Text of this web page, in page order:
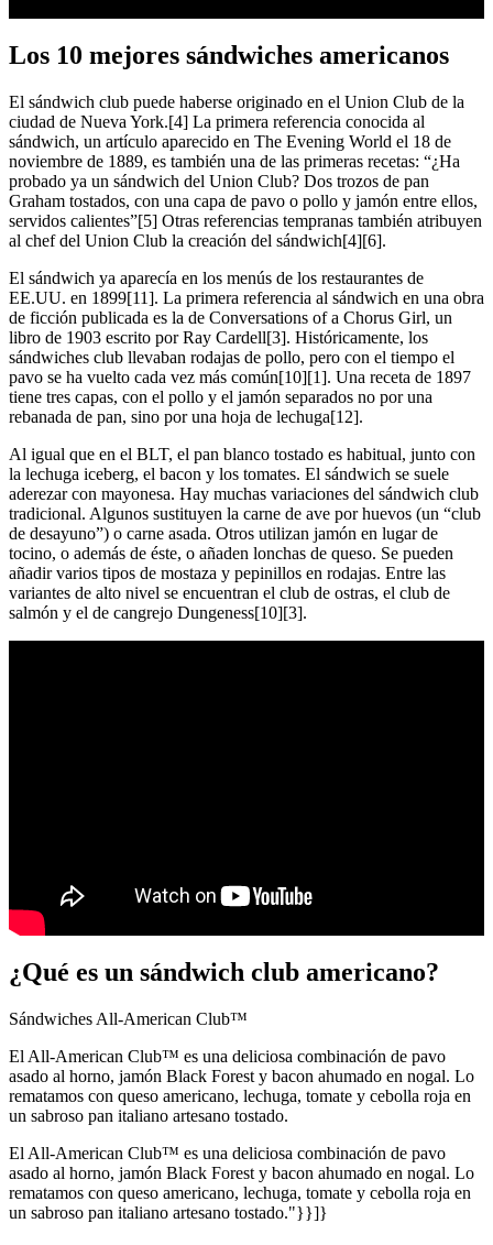
Los 10 mejores sándwiches americanos
El sándwich club puede haberse originado en el Union Club de la
ciudad de Nueva York.[4] La primera referencia conocida al
sándwich, un artículo aparecido en The Evening World el 18 de
noviembre de 1889, es también una de las primeras recetas: “¿Ha
probado ya un sándwich del Union Club? Dos trozos de pan
Graham tostados, con una capa de pavo o pollo y jamón entre ellos,
servidos calientes”[5] Otras referencias tempranas también atribuyen
al chef del Union Club la creación del sándwich[4][6].
El sándwich ya aparecía en los menús de los restaurantes de
EE.UU. en 1899[11]. La primera referencia al sándwich en una obra
de ficción publicada es la de Conversations of a Chorus Girl, un
libro de 1903 escrito por Ray Cardell[3]. Históricamente, los
sándwiches club llevaban rodajas de pollo, pero con el tiempo el
pavo se ha vuelto cada vez más común[10][1]. Una receta de 1897
tiene tres capas, con el pollo y el jamón separados no por una
rebanada de pan, sino por una hoja de lechuga[12].
Al igual que en el BLT, el pan blanco tostado es habitual, junto con
la lechuga iceberg, el bacon y los tomates. El sándwich se suele
aderezar con mayonesa. Hay muchas variaciones del sándwich club
tradicional. Algunos sustituyen la carne de ave por huevos (un “club
de desayuno”) o carne asada. Otros utilizan jamón en lugar de
tocino, o además de éste, o añaden lonchas de queso. Se pueden
añadir varios tipos de mostaza y pepinillos en rodajas. Entre las
variantes de alto nivel se encuentran el club de ostras, el club de
salmón y el de cangrejo Dungeness[10][3].
¿Qué es un sándwich club americano?
Sándwiches All-American Club™
El All-American Club™ es una deliciosa combinación de pavo
asado al horno, jamón Black Forest y bacon ahumado en nogal. Lo
rematamos con queso americano, lechuga, tomate y cebolla roja en
un sabroso pan italiano artesano tostado.
El All-American Club™ es una deliciosa combinación de pavo
asado al horno, jamón Black Forest y bacon ahumado en nogal. Lo
rematamos con queso americano, lechuga, tomate y cebolla roja en
un sabroso pan italiano artesano tostado."}}]}